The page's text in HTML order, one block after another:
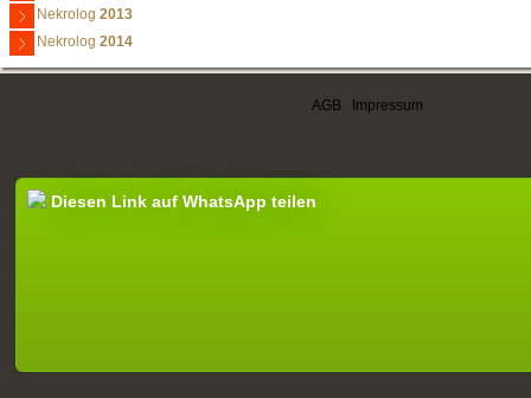
Nekrolog 2013
Nekrolog 2014
AGB Impressum
Diesen Link auf WhatsApp teilen